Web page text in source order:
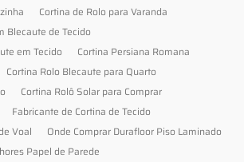
Cortina de Rolo para Varanda
Blecaute de Tecido
em Tecido
Cortina Persiana Romana
Cortina Rolo Blecaute para Quarto
Cortina Rolô Solar para Comprar
Fabricante de Cortina de Tecido
Voal
Onde Comprar Durafloor Piso Laminado
Papel de Parede